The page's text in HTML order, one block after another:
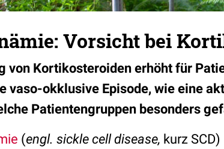
Vorsicht bei
von Kortikosteroiden erhöht für
vaso-okklusive Episode, wie eine
Patientengruppen besonders
(engl. sickle cell disease, kurz